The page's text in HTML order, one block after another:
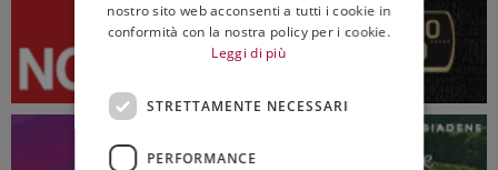
nostro sito web acconsenti a tutti i cookie in
conformità con la nostra policy per i cookie.
Leggi di più
STRETTAMENTE NECESSARI
PERFORMANCE